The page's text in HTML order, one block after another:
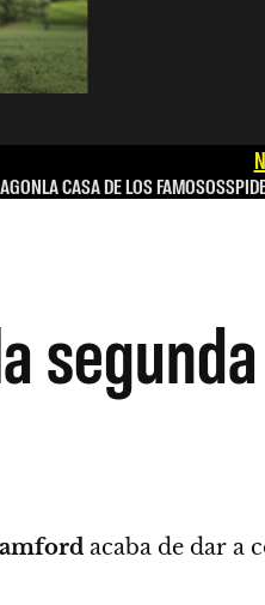
LA CASA DE LOS FAMOSOS
acaba de dar a